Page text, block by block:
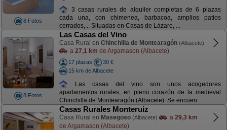
8 Fotos
3 casas rurales de alquiler completas de 6 plazas
cada una, con chimenea, barbacoa, amplios patios
cerrados,... Situadas en Casas de Lázaro, ...
8 Fotos
Las Casas del Vino
Casa Rural en Chinchilla de Montearagón (Albacete)
a 27,1 km de Argamason (Albacete)
17 plazas
30 €
15 km de Albacete
Las casas del vino son unos acogedores
apartamentos rurales, en pleno corazón de la medieval
Chinchilla de Montearagón (Albacete). Se encuen ...
Casas Rurales Monteruiz
Casa Rural en Masegoso (Albacete) a 29,3 km
de Argamason (Albacete)